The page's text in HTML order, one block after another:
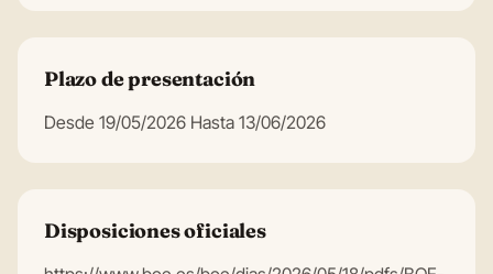
Plazo de presentación
Desde 19/05/2026 Hasta 13/06/2026
Disposiciones oficiales